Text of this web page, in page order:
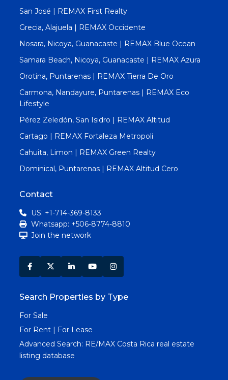
San José | REMAX First Realty
Grecia, Alajuela | REMAX Occidente
Nosara, Nicoya, Guanacaste | REMAX Blue Ocean
Samara Beach, Nicoya, Guanacaste | REMAX Azura
Orotina, Puntarenas | REMAX Tierra De Oro
Carmona, Nandayure, Puntarenas | REMAX Eco
Lifestyle
Pérez Zeledón, San Isidro | REMAX Altitud
Cartago | REMAX Fortaleza Metropoli
Cahuita, Limon | REMAX Green Realty
Dominical, Puntarenas | REMAX Altitud Cero
Contact
US: +1-714-369-8133
Whatsapp: +506-8774-8810
Join the network
Search Properties by Type
For Sale
For Rent | For Lease
Advanced Search: RE/MAX Costa Rica real estate
listing database